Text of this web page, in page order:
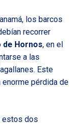
los barcos
recorrer
de Hornos, en el
a las
Este
pérdida de
estos dos